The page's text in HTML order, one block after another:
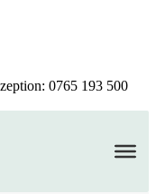
0765 193 500